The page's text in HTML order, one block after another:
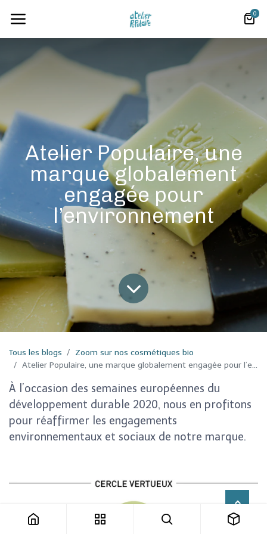
0
Atelier Populaire, une
marque globalement
engagée pour
l’environnement
Tous les blogs
Zoom sur nos cosmétiques bio
Atelier Populaire, une marque globalement engagée pour l’environnement
À l’occasion des semaines européennes du
développement durable 2020, nous en profitons
pour réaffirmer les engagements
environnementaux et sociaux de notre marque.